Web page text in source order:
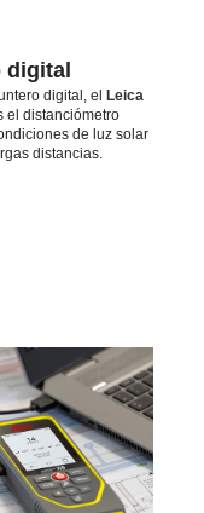
digital
digital, el Leica
el distanciómetro
de luz solar
distancias.